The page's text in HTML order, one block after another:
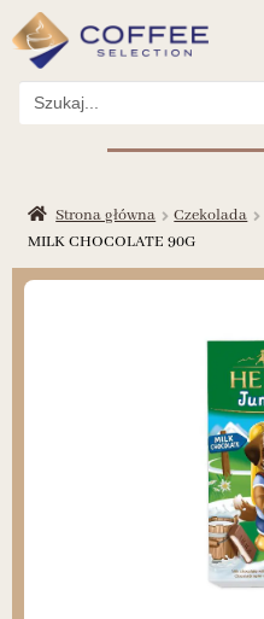
Search
for:
Strona główna Czekolada
MILK CHOCOLATE 90G